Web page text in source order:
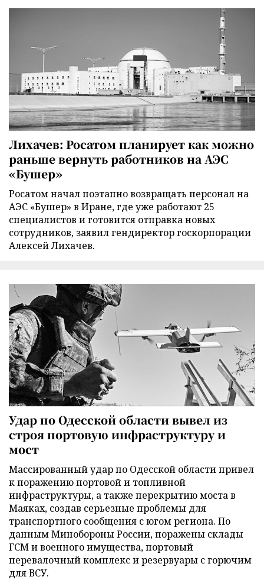
Лихачев: Росатом планирует как можно
раньше вернуть работников на АЭС
«Бушер»
Росатом начал поэтапно возвращать персонал на
АЭС «Бушер» в Иране, где уже работают 25
специалистов и готовится отправка новых
сотрудников, заявил гендиректор госкорпорации
Алексей Лихачев.
Удар по Одесской области вывел из
строя портовую инфраструктуру и
мост
Массированный удар по Одесской области привел
к поражению портовой и топливной
инфраструктуры, а также перекрытию моста в
Маяках, создав серьезные проблемы для
транспортного сообщения с югом региона. По
данным Минобороны России, поражены склады
ГСМ и военного имущества, портовый
перевалочный комплекс и резервуары с горючим
для ВСУ.